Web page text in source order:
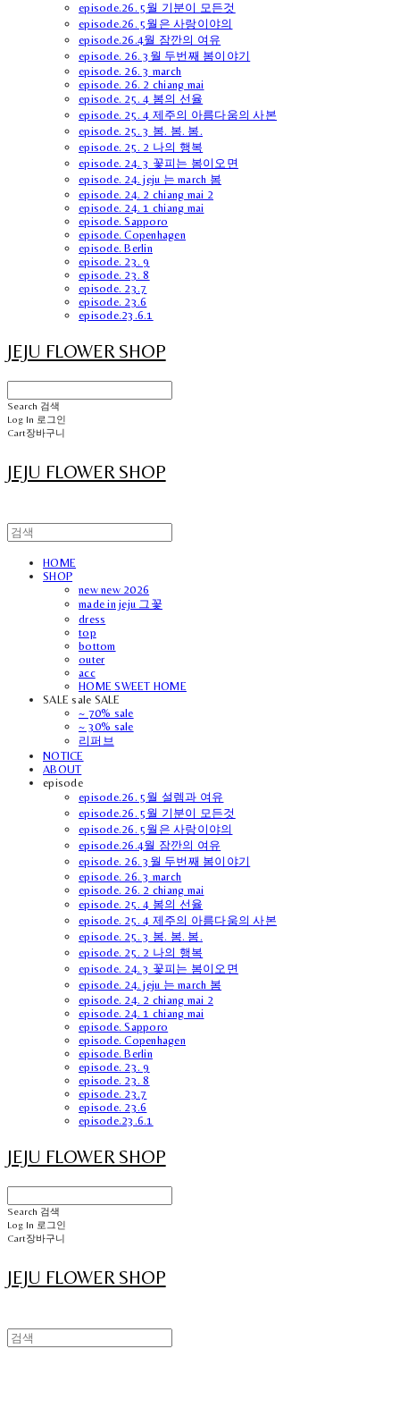
episode.26. 5월 기분이 모든것
episode.26. 5월은 사랑이야의
episode.26.4월 잠깐의 여유
episode. 26. 3월 두번째 봄이야기
episode. 26. 3 march
episode. 26. 2 chiang mai
episode. 25. 4 봄의 선율
episode. 25. 4 제주의 아름다움의 사본
episode. 25. 3 봄. 봄. 봄.
episode. 25. 2 나의 행복
episode. 24. 3 꽃피는 봄이오면
episode. 24. jeju 는 march 봄
episode. 24. 2 chiang mai 2
episode. 24. 1 chiang mai
episode. Sapporo
episode. Copenhagen
episode. Berlin
episode. 23. 9
episode. 23. 8
episode. 23.7
episode. 23.6
episode.23.6.1
JEJU FLOWER SHOP
Search 검색
Log In 로그인
Cart장바구니
JEJU FLOWER SHOP
HOME
SHOP
new new 2026
made in jeju 그꽃
dress
top
bottom
outer
acc
HOME SWEET HOME
SALE sale SALE
~ 70% sale
~ 30% sale
리퍼브
NOTICE
ABOUT
episode
episode.26. 5월 설렘과 여유
episode.26. 5월 기분이 모든것
episode.26. 5월은 사랑이야의
episode.26.4월 잠깐의 여유
episode. 26. 3월 두번째 봄이야기
episode. 26. 3 march
episode. 26. 2 chiang mai
episode. 25. 4 봄의 선율
episode. 25. 4 제주의 아름다움의 사본
episode. 25. 3 봄. 봄. 봄.
episode. 25. 2 나의 행복
episode. 24. 3 꽃피는 봄이오면
episode. 24. jeju 는 march 봄
episode. 24. 2 chiang mai 2
episode. 24. 1 chiang mai
episode. Sapporo
episode. Copenhagen
episode. Berlin
episode. 23. 9
episode. 23. 8
episode. 23.7
episode. 23.6
episode.23.6.1
JEJU FLOWER SHOP
Search 검색
Log In 로그인
Cart장바구니
JEJU FLOWER SHOP